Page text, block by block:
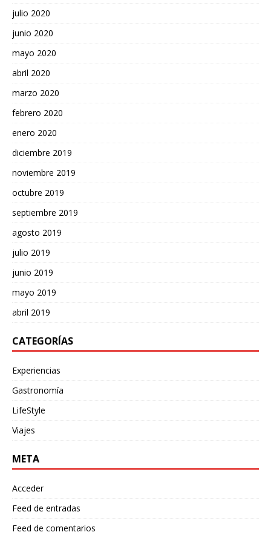
julio 2020
junio 2020
mayo 2020
abril 2020
marzo 2020
febrero 2020
enero 2020
diciembre 2019
noviembre 2019
octubre 2019
septiembre 2019
agosto 2019
julio 2019
junio 2019
mayo 2019
abril 2019
CATEGORÍAS
Experiencias
Gastronomía
LifeStyle
Viajes
META
Acceder
Feed de entradas
Feed de comentarios